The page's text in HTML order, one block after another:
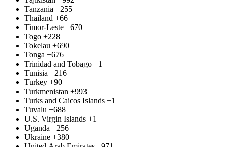
Tanzania +255
Thailand +66
Timor-Leste +670
Togo +228
Tokelau +690
Tonga +676
Trinidad and Tobago +1
Tunisia +216
Turkey +90
Turkmenistan +993
Turks and Caicos Islands +1
Tuvalu +688
U.S. Virgin Islands +1
Uganda +256
Ukraine +380